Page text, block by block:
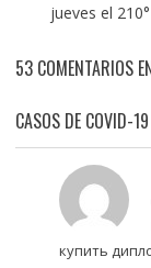
jueves el
53 COMENTARIOS
CASOS DE COVID-
купить